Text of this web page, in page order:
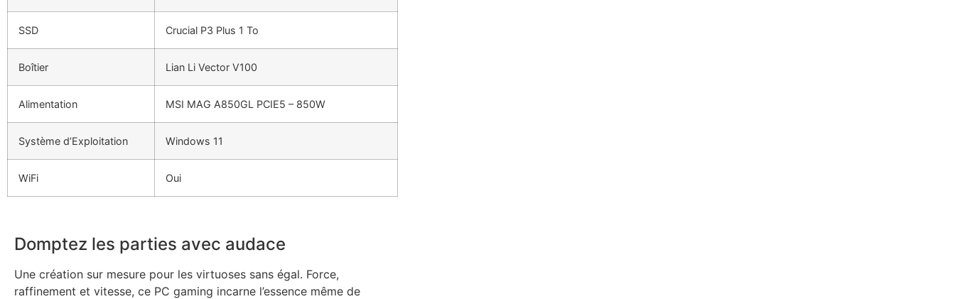
SSD Crucial P3 Plus 1 To
Boîtier Lian Li Vector V100
Alimentation MSI MAG A850GL PCIE5 – 850W
Système d’Exploitation Windows 11
WiFi Oui
Domptez les parties avec audace
Une création sur mesure pour les virtuoses sans égal. Force,
raffinement et vitesse, ce PC gaming incarne l’essence même de